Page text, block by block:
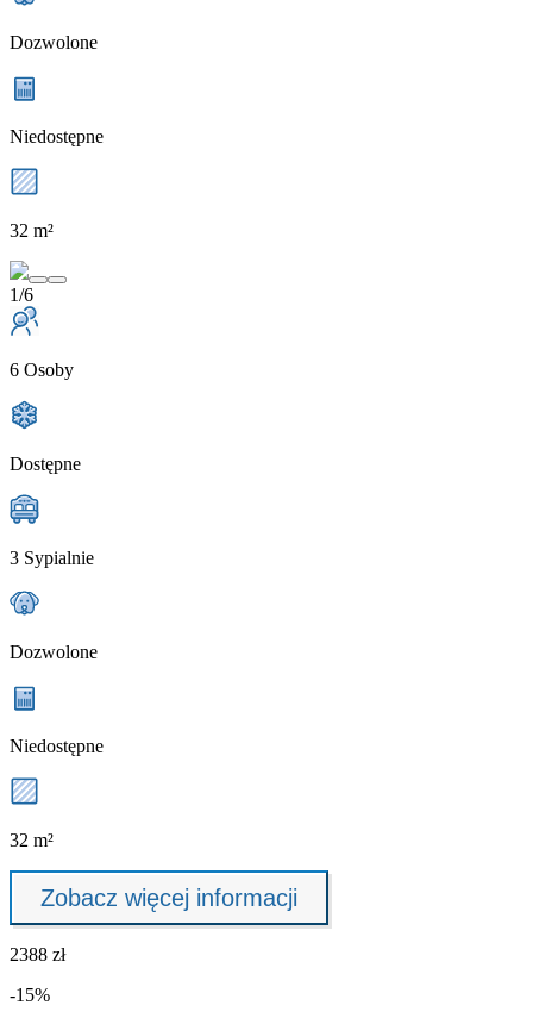
Dozwolone
Niedostępne
32 m²
1/6
6 Osoby
Dostępne
3 Sypialnie
Dozwolone
Niedostępne
32 m²
Zobacz więcej informacji
2388 zł
-15%